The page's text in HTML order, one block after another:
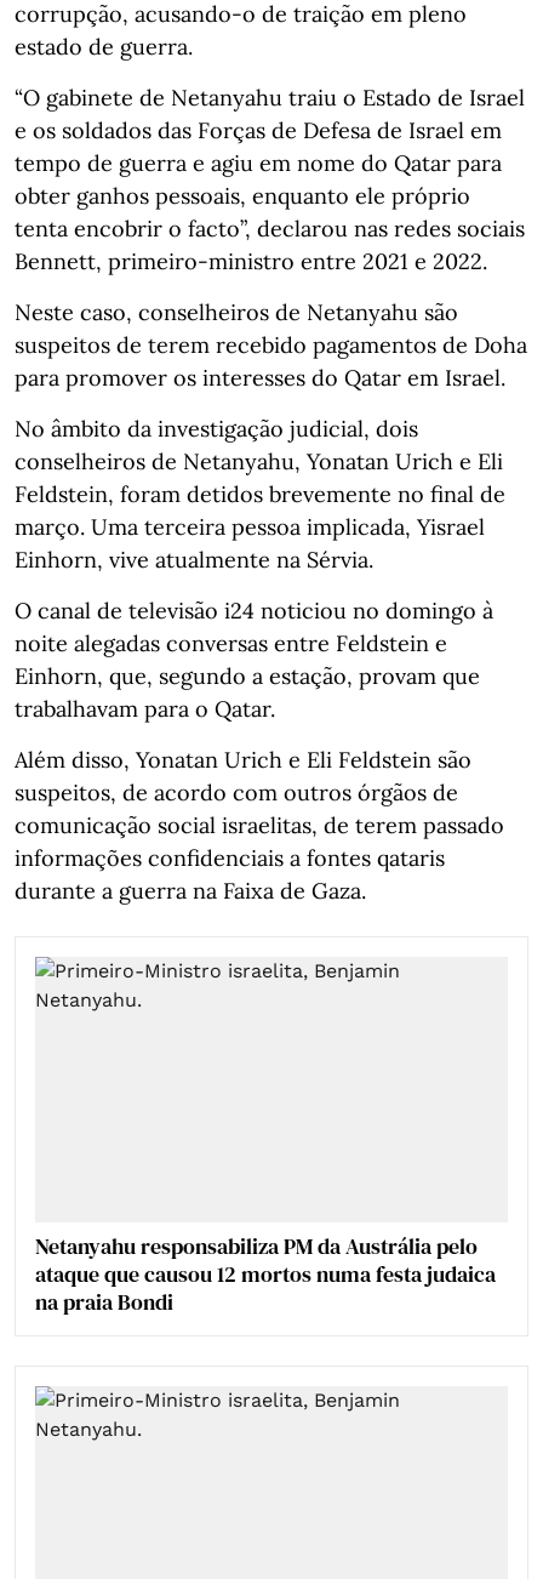
corrupção, acusando-o de traição em pleno
estado de guerra.
“O gabinete de Netanyahu traiu o Estado de Israel
e os soldados das Forças de Defesa de Israel em
tempo de guerra e agiu em nome do Qatar para
obter ganhos pessoais, enquanto ele próprio
tenta encobrir o facto”, declarou nas redes sociais
Bennett, primeiro-ministro entre 2021 e 2022.
Neste caso, conselheiros de Netanyahu são
suspeitos de terem recebido pagamentos de Doha
para promover os interesses do Qatar em Israel.
No âmbito da investigação judicial, dois
conselheiros de Netanyahu, Yonatan Urich e Eli
Feldstein, foram detidos brevemente no final de
março. Uma terceira pessoa implicada, Yisrael
Einhorn, vive atualmente na Sérvia.
O canal de televisão i24 noticiou no domingo à
noite alegadas conversas entre Feldstein e
Einhorn, que, segundo a estação, provam que
trabalhavam para o Qatar.
Além disso, Yonatan Urich e Eli Feldstein são
suspeitos, de acordo com outros órgãos de
comunicação social israelitas, de terem passado
informações confidenciais a fontes qataris
durante a guerra na Faixa de Gaza.
Netanyahu responsabiliza PM da Austrália pelo
ataque que causou 12 mortos numa festa judaica
na praia Bondi